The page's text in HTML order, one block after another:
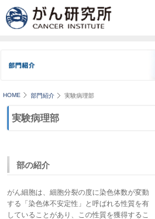
HOME 部門紹介 実験病理部
実験病理部
部の紹介
がん細胞は、細胞分裂の度に染色体数が変動
する「染色体不安定性」と呼ばれる性質を有
していることがあり、この性質を獲得するこ